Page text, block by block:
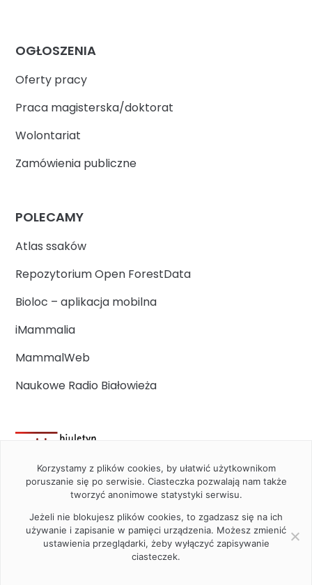
OGŁOSZENIA
Oferty pracy
Praca magisterska/doktorat
Wolontariat
Zamówienia publiczne
POLECAMY
Atlas ssaków
Repozytorium Open ForestData
Bioloc – aplikacja mobilna
iMammalia
MammalWeb
Naukowe Radio Białowieża
Korzystamy z plików cookies, by ułatwić użytkownikom
poruszanie się po serwisie. Ciasteczka pozwalają nam także
tworzyć anonimowe statystyki serwisu.
Jeżeli nie blokujesz plików cookies, to zgadzasz się na ich
używanie i zapisanie w pamięci urządzenia. Możesz zmienić
ustawienia przeglądarki, żeby wyłączyć zapisywanie
ciasteczek.